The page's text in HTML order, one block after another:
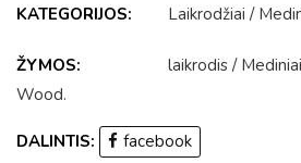
KATEGORIJOS: Laikrodžiai /
ŽYMOS: laikrodis /
Wood.
DALINTIS: facebook